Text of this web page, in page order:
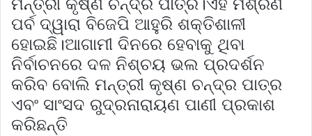
ମନ୍ତ୍ରୀ କୃଷ୍ଣ ଚନ୍ଦ୍ର ପାତ୍ର।ଏହି ମିଶ୍ରଣ
ପର୍ବ ଦ୍ୱାରା ବିଜେପି ଆହୁରି ଶକ୍ତିଶାଳୀ
ହୋଇଛି।ଆଗାମୀ ଦିନରେ ହେବାକୁ ଥିବା
ନିର୍ବାଚନରେ ଦଳ ନିଶ୍ଚୟ ଭଲ ପ୍ରଦର୍ଶନ
କରିବ ବୋଲି ମନ୍ତ୍ରୀ କୃଷ୍ଣ ଚନ୍ଦ୍ର ପାତ୍ର
ଏବଂ ସାଂସଦ ରୁଦ୍ରନାରାୟଣ ପାଣୀ ପ୍ରକାଶ
କରିଛନ୍ତି